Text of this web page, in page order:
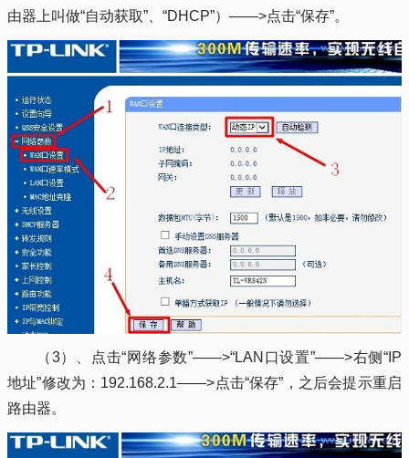
由器上叫做“自动获取”、“DHCP”）——>点击“保存”。
（3）、点击“网络参数”——>“LAN口设置”——>右侧“IP
地址”修改为：192.168.2.1——>点击“保存”，之后会提示重启
路由器。